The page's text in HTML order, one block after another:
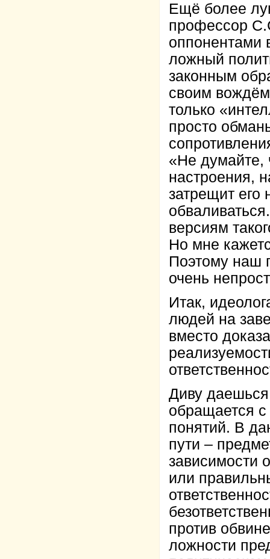
Ещё более
профессор
оппонентами
ложный
законным
своим
только
просто
«Не думайте,
настроения,
затрещит его
версиям
Но мне
Поэтому наш
очень
Итак,
людей на
вместо
Диву
обращается
понятий. В
пути –
зависимости
или
против
ложности